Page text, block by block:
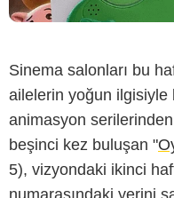
Sinema salonları bu
ailelerin yoğun ilgisiyle
animasyon
beşinci kez buluşan "
5), vizyondaki ikinci
numarasındaki yerini